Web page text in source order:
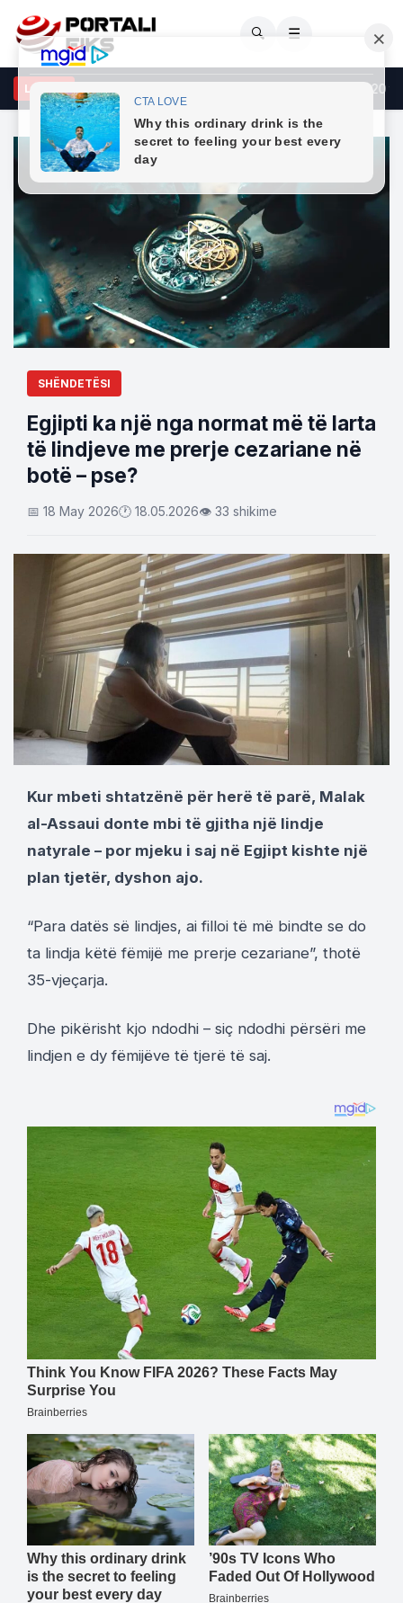
🔍 ☰
LAJME
Të dielën nuk ka kufizime për automjetet e transportit mbi 20
SHËNDETËSI
Egjipti ka një nga normat më të larta
të lindjeve me prerje cezariane në
botë – pse?
📅 18 May 2026🕐 18.05.2026👁 33 shikime
Kur mbeti shtatzënë për herë të parë, Malak
al-Assaui donte mbi të gjitha një lindje
natyrale – por mjeku i saj në Egjipt kishte një
plan tjetër, dyshon ajo.
“Para datës së lindjes, ai filloi të më bindte se do
ta lindja këtë fëmijë me prerje cezariane”, thotë
35-vjeçarja.
Dhe pikërisht kjo ndodhi – siç ndodhi përsëri me
lindjen e dy fëmijëve të tjerë të saj.